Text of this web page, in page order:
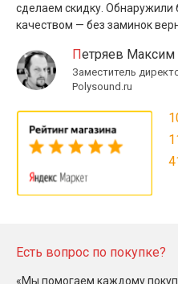
сделаем скидку. Обнаружили
качеством — без заминок
Петряев
Заместитель
Polysound.ru
Есть вопрос по покупке?
«Мы помогаем каждому